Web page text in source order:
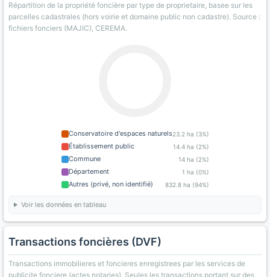
Répartition de la propriété foncière par type de proprietaire, basee sur les
parcelles cadastrales (hors voirie et domaine public non cadastre). Source :
fichiers fonciers (MAJIC), CEREMA.
Conservatoire d'espaces naturels23.2 ha (3%)
Établissement public 14.4 ha (2%)
Commune 14 ha (2%)
Département 1 ha (0%)
Autres (privé, non identifié) 832.8 ha (94%)
Voir les données en tableau
Transactions foncières (DVF)
Transactions immobilieres et foncieres enregistrees par les services de
publicite fonciere (actes notaries). Seules les transactions portant sur des